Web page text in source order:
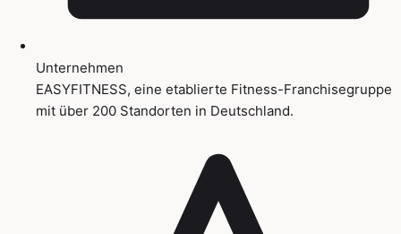
Unternehmen
EASYFITNESS, eine etablierte Fitness-Franchisegruppe
mit über 200 Standorten in Deutschland.